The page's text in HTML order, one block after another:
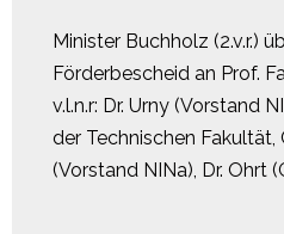
Minister Buchholz (2.v.r.)
Förderbescheid an Prof.
v.l.n.r: Dr. Urny (Vorstand
der Technischen Fakultät,
(Vorstand NINa), Dr. Ohrt